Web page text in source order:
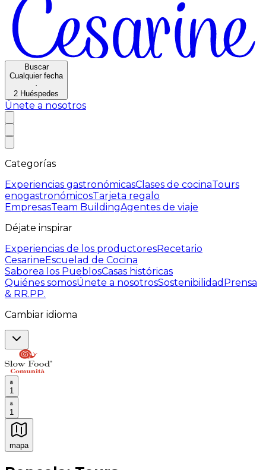
Buscar
Cualquier fecha
·
2 Huéspedes
Únete a nosotros
Categorías
Experiencias gastronómicasClases de cocinaTours
enogastronómicosTarjeta regalo
EmpresasTeam BuildingAgentes de viaje
Déjate inspirar
Experiencias de los productoresRecetario
CesarineEscuelad de Cocina
Saborea los PueblosCasas históricas
Quiénes somosÚnete a nosotrosSostenibilidad Prensa
& RR.PP.
Cambiar idioma
1
1
mapa